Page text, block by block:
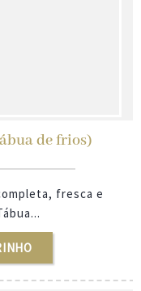
de frios)
fresca e